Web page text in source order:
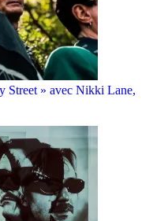
Street » avec Nikki Lane,